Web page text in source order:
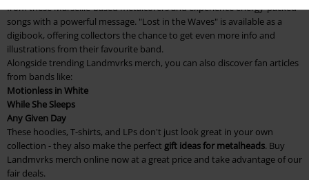
from these Marseille-based metalcorers and experience energy-packed
songs with a powerful message. "Lost in the Waves" is available as a
digibook, offering collectors the chance to get even more info and
illustrations from their favourite band.
Alongside trending Landmvrks merch, you can also discover fan articles
from bands like:
Motionless in White
While She Sleeps
Any Given Day
These hoodies, T-shirts, and LPs don't just look great in your own
collection - they also make the perfect gift ideas for metalheads. Buy
Landmvrks merch online now at a great price and take advantage of our
fair deals.